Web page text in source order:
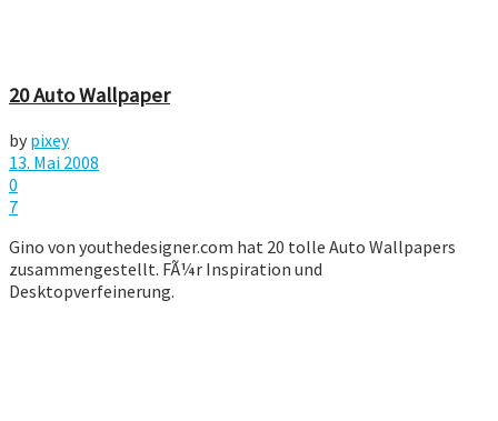
20 Auto Wallpaper
by pixey
13. Mai 2008
0
7
Gino von youthedesigner.com hat 20 tolle Auto Wallpapers
zusammengestellt. FÃ¼r Inspiration und
Desktopverfeinerung.